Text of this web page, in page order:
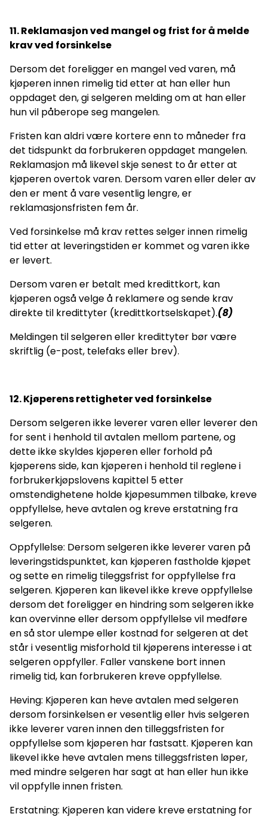
11. Reklamasjon ved mangel og frist for å melde
krav ved forsinkelse
Dersom det foreligger en mangel ved varen, må
kjøperen innen rimelig tid etter at han eller hun
oppdaget den, gi selgeren melding om at han eller
hun vil påberope seg mangelen.
Fristen kan aldri være kortere enn to måneder fra
det tidspunkt da forbrukeren oppdaget mangelen.
Reklamasjon må likevel skje senest to år etter at
kjøperen overtok varen. Dersom varen eller deler av
den er ment å vare vesentlig lengre, er
reklamasjonsfristen fem år.
Ved forsinkelse må krav rettes selger innen rimelig
tid etter at leveringstiden er kommet og varen ikke
er levert.
Dersom varen er betalt med kredittkort, kan
kjøperen også velge å reklamere og sende krav
direkte til kredittyter (kredittkortselskapet).(8)
Meldingen til selgeren eller kredittyter bør være
skriftlig (e-post, telefaks eller brev).
12. Kjøperens rettigheter ved forsinkelse
Dersom selgeren ikke leverer varen eller leverer den
for sent i henhold til avtalen mellom partene, og
dette ikke skyldes kjøperen eller forhold på
kjøperens side, kan kjøperen i henhold til reglene i
forbrukerkjøpslovens kapittel 5 etter
omstendighetene holde kjøpesummen tilbake, kreve
oppfyllelse, heve avtalen og kreve erstatning fra
selgeren.
Oppfyllelse: Dersom selgeren ikke leverer varen på
leveringstidspunktet, kan kjøperen fastholde kjøpet
og sette en rimelig tileggsfrist for oppfyllelse fra
selgeren. Kjøperen kan likevel ikke kreve oppfyllelse
dersom det foreligger en hindring som selgeren ikke
kan overvinne eller dersom oppfyllelse vil medføre
en så stor ulempe eller kostnad for selgeren at det
står i vesentlig misforhold til kjøperens interesse i at
selgeren oppfyller. Faller vanskene bort innen
rimelig tid, kan forbrukeren kreve oppfyllelse.
Heving: Kjøperen kan heve avtalen med selgeren
dersom forsinkelsen er vesentlig eller hvis selgeren
ikke leverer varen innen den tilleggsfristen for
oppfyllelse som kjøperen har fastsatt. Kjøperen kan
likevel ikke heve avtalen mens tilleggsfristen løper,
med mindre selgeren har sagt at han eller hun ikke
vil oppfylle innen fristen.
Erstatning: Kjøperen kan videre kreve erstatning for